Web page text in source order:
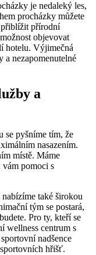
je nedaleký les,
procházky můžete
přiblížit přírodní
objevovat
hotelu. Výjimečná
a nezapomenutelné
a
se pyšníme tím, že
nasazením.
místě. Máme
pomoci s
také širokou
tým se postará,
Pro ty, kteří se
wellness centrum s
nadšence
hřišť.